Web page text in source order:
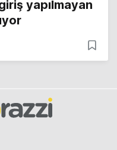
yapılmayan